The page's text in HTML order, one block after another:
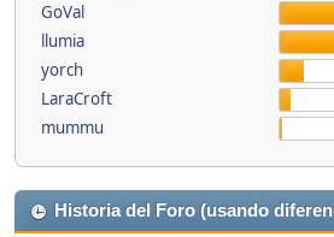
GoVal
llumia
yorch
LaraCroft
mummu
Historia del Foro (usando